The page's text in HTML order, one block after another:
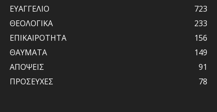
ΕΥΑΓΓΕΛΙΟ
723
ΘΕΟΛΟΓΙΚΑ
233
ΕΠΙΚΑΙΡΟΤΗΤΑ
156
ΘΑΥΜΑΤΑ
149
ΑΠΟΨΕΙΣ
91
ΠΡΟΣΕΥΧΕΣ
78